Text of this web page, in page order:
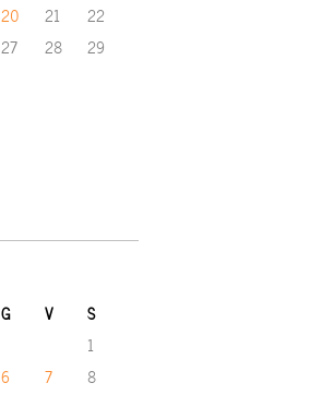
20 21
22
27 28
29
G V S
1
6 7
8